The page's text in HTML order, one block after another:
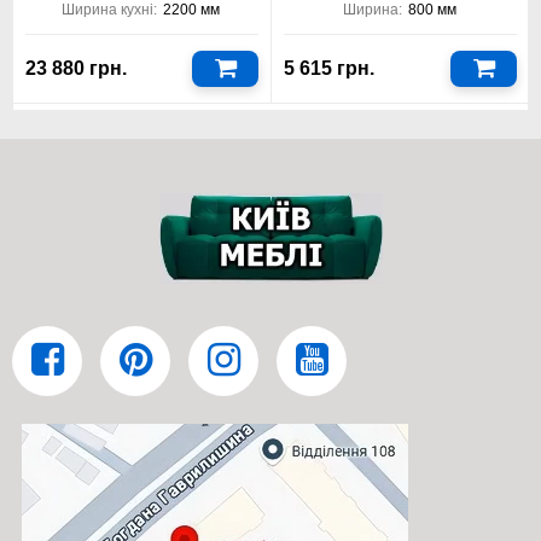
Стандартна тумба на кухню Аморе Класик модуль №14
доводчиків на кріпленнях вуха;
Стандартна глибина ящиків;
Висувні ящики мають телескопічні напрямні без
Вставка сушіння для посуду білого кольору;
Навіси для верхніх модулів - петля.
Тумба на кухню Аморе Класик модуль №14 встановлення
мийки Віп-Майстер у Люкс комплектації:
Майстер
Ширина кухні: 2200 мм
23 880 грн.
для посуду 800x920x280
Ширина: 800 мм
5 615 грн.